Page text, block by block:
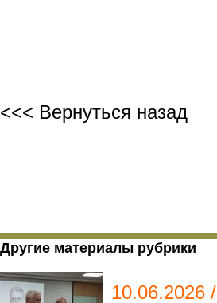
<<< Вернуться назад
Другие материалы рубрики
10.06.2026 /